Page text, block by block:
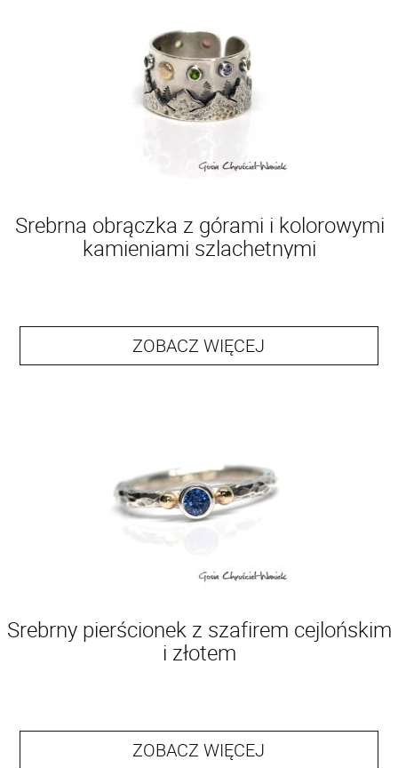
Srebrna obrączka z górami i kolorowymi
kamieniami szlachetnymi
ZOBACZ WIĘCEJ
Srebrny pierścionek z szafirem cejlońskim
i złotem
ZOBACZ WIĘCEJ